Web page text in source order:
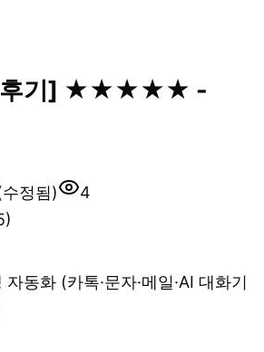
후기] ★★★★★ -
수정됨)
4
동화 (카톡·문자·메일·AI 대화기